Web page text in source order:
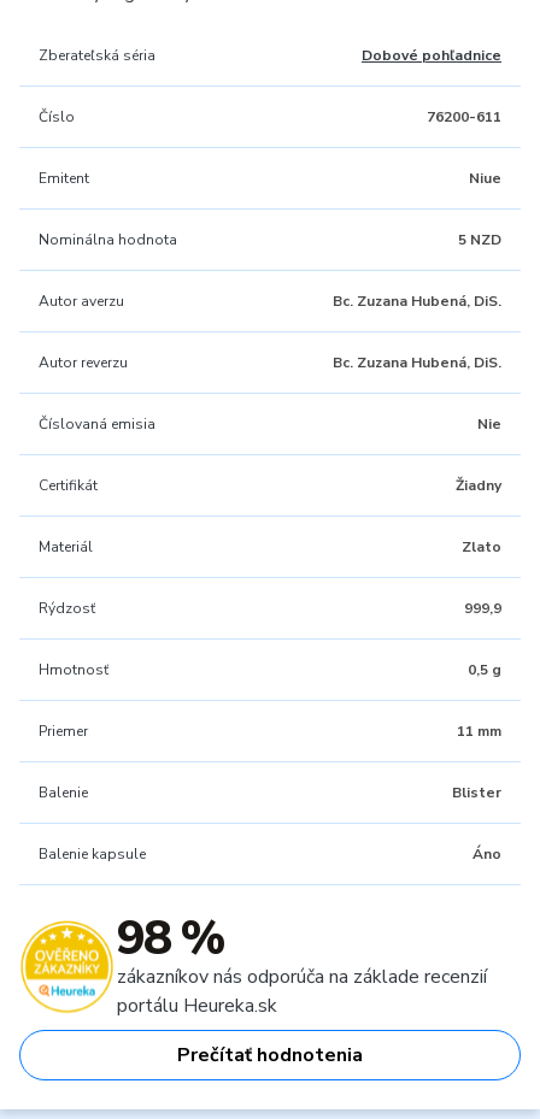
Zberateľská séria Dobové pohľadnice
Číslo 76200-611
Emitent Niue
Nominálna hodnota 5 NZD
Autor averzu Bc. Zuzana Hubená, DiS.
Autor reverzu Bc. Zuzana Hubená, DiS.
Číslovaná emisia Nie
Certifikát Žiadny
Materiál Zlato
Rýdzosť 999,9
Hmotnosť 0,5 g
Priemer 11 mm
Balenie Blister
Balenie kapsule Áno
98 %
zákazníkov nás odporúča na základe recenzií
portálu Heureka.sk
Prečítať hodnotenia